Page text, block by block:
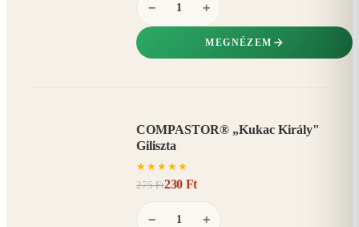
− +
MEGNÉZEM
COMPASTOR® „Kukac Király"
Giliszta
★ ★ ★ ★ ★
275 Ft230 Ft
− +